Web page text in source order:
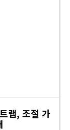
랩, 조절 가